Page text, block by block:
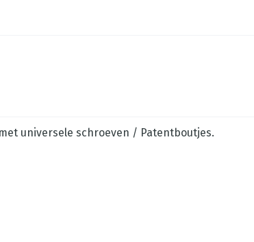
universele schroeven / Patentboutjes.